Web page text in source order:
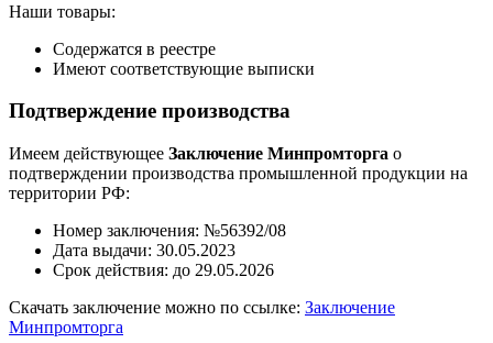
Наши товары:
Содержатся в реестре
Имеют соответствующие выписки
Подтверждение производства
Имеем действующее Заключение Минпромторга о
подтверждении производства промышленной продукции на
территории РФ:
Номер заключения: №56392/08
Дата выдачи: 30.05.2023
Срок действия: до 29.05.2026
Скачать заключение можно по ссылке: Заключение
Минпромторга